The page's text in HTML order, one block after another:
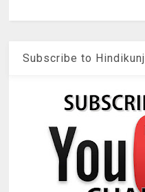
Subscribe to Hindikunj